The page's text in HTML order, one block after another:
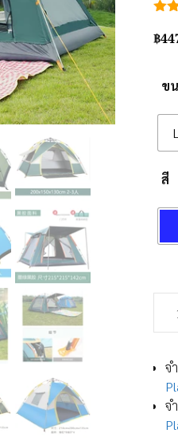
5
฿
ข
L
สี
เต็
สนาม
เต็
เดิน
เต็
จ
จ